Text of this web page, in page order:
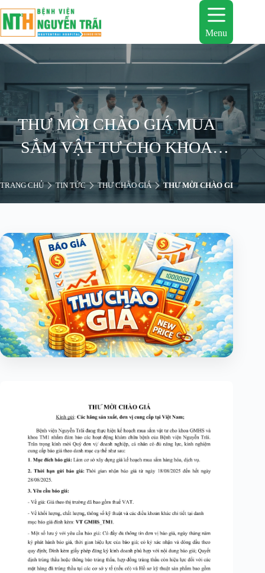
đến
phần
nội
dung
Menu
THƯ MỜI CHÀO GIÁ MUA
SẮM VẬT TƯ CHO KHOA
GMHS VÀ KHOA TM1 NHẰM
ĐẢM BẢO CÁC HOẠT ĐỘNG
BỆNH VIỆN
TRANG CHỦ TIN TỨC THƯ CHÀO GIÁ THƯ MỜI CHÀO GIÁ MUA